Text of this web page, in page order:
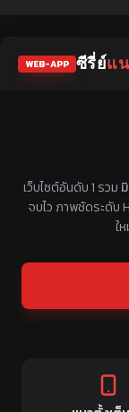
WEB-APP ซีรี่ย์แ
แหล่งรวมซีรี่ย์จี
เว็บไซต์อันดับ 1 รวม
จบไว ภาพชัดระดับ
ใ